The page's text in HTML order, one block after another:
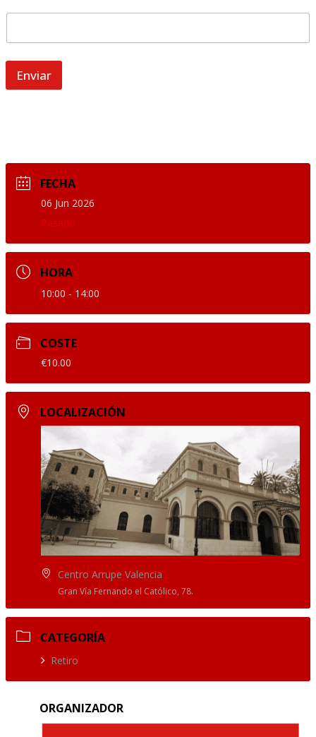
Enviar
FECHA
06 Jun 2026
Pasado
HORA
10:00 - 14:00
COSTE
€10.00
LOCALIZACIÓN
Centro Arrupe Valencia
Gran Vía Fernando el Católico, 78.
CATEGORÍA
Retiro
ORGANIZADOR